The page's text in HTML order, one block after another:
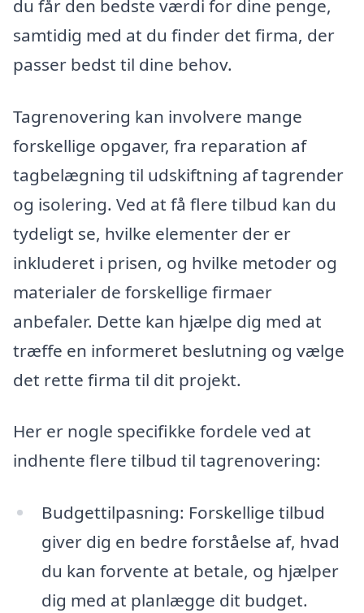
du får den bedste værdi for dine penge,
samtidig med at du finder det firma, der
passer bedst til dine behov.
Tagrenovering kan involvere mange
forskellige opgaver, fra reparation af
tagbelægning til udskiftning af tagrender
og isolering. Ved at få flere tilbud kan du
tydeligt se, hvilke elementer der er
inkluderet i prisen, og hvilke metoder og
materialer de forskellige firmaer
anbefaler. Dette kan hjælpe dig med at
træffe en informeret beslutning og vælge
det rette firma til dit projekt.
Her er nogle specifikke fordele ved at
indhente flere tilbud til tagrenovering:
Budgettilpasning: Forskellige tilbud
giver dig en bedre forståelse af, hvad
du kan forvente at betale, og hjælper
dig med at planlægge dit budget.